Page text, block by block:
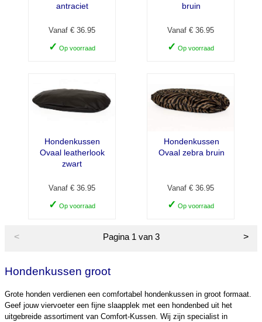
antraciet
Vanaf € 36.95
✓ Op voorraad
bruin
Vanaf € 36.95
✓ Op voorraad
Hondenkussen
Ovaal leatherlook
zwart
Vanaf € 36.95
✓ Op voorraad
Hondenkussen
Ovaal zebra bruin
Vanaf € 36.95
✓ Op voorraad
< Pagina 1 van 3 >
Hondenkussen groot
Grote honden verdienen een comfortabel hondenkussen in groot formaat.
Geef jouw viervoeter een fijne slaapplek met een hondenbed uit het
uitgebreide assortiment van Comfort-Kussen. Wij zijn specialist in